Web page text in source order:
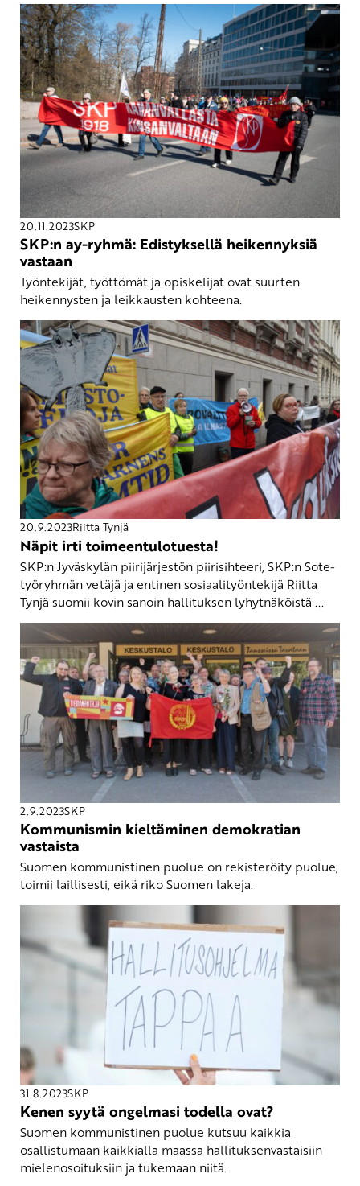
20.11.2023SKP
SKP:n ay-ryhmä: Edistyksellä heikennyksiä
vastaan
Työntekijät, työttömät ja opiskelijat ovat suurten
heikennysten ja leikkausten kohteena.
20.9.2023Riitta Tynjä
Näpit irti toimeentulotuesta!
SKP:n Jyväskylän piirijärjestön piirisihteeri, SKP:n Sote-
työryhmän vetäjä ja entinen sosiaalityöntekijä Riitta
Tynjä suomii kovin sanoin hallituksen lyhytnäköistä ...
2.9.2023SKP
Kommunismin kieltäminen demokratian
vastaista
Suomen kommunistinen puolue on rekisteröity puolue,
toimii laillisesti, eikä riko Suomen lakeja.
31.8.2023SKP
Kenen syytä ongelmasi todella ovat?
Suomen kommunistinen puolue kutsuu kaikkia
osallistumaan kaikkialla maassa hallituksenvastaisiin
mielenosoituksiin ja tukemaan niitä.